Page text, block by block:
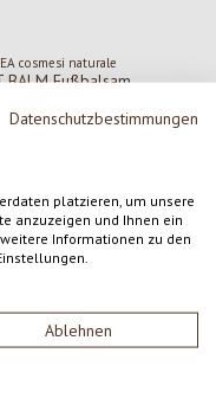
Datenschutzbestimmungen
platzieren, um unsere
anzuzeigen und Ihnen ein
Informationen zu den
Ablehnen
cosmesi naturale
BALM Fußbalsam
Preis:
€